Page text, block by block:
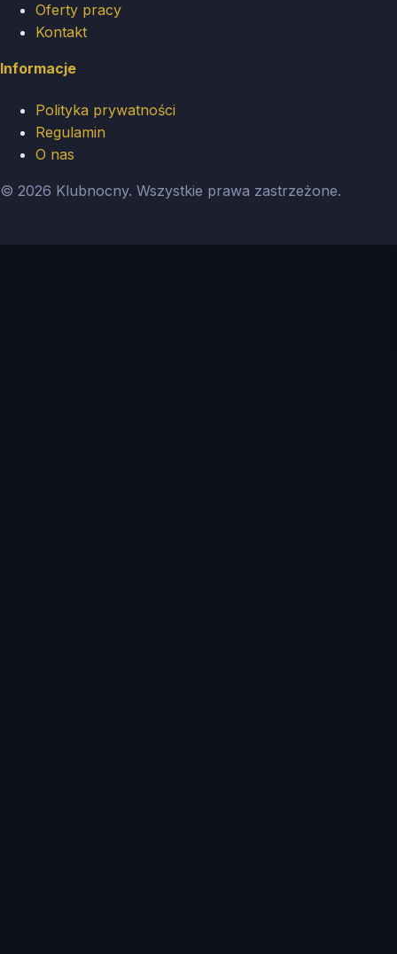
Oferty pracy
Kontakt
Informacje
Polityka prywatności
Regulamin
O nas
© 2026 Klubnocny. Wszystkie prawa zastrzeżone.